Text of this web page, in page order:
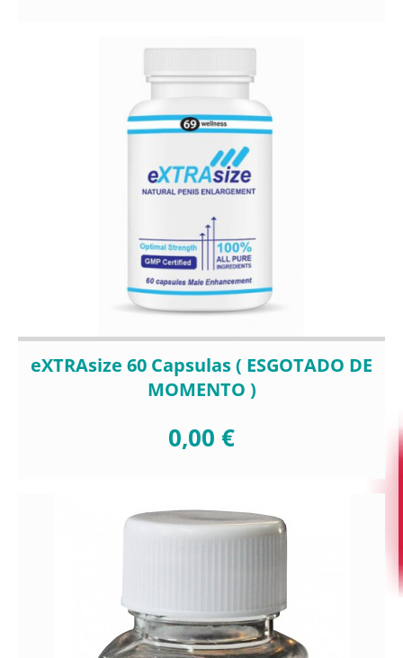
eXTRAsize 60 Capsulas ( ESGOTADO DE
MOMENTO )
0,00 €